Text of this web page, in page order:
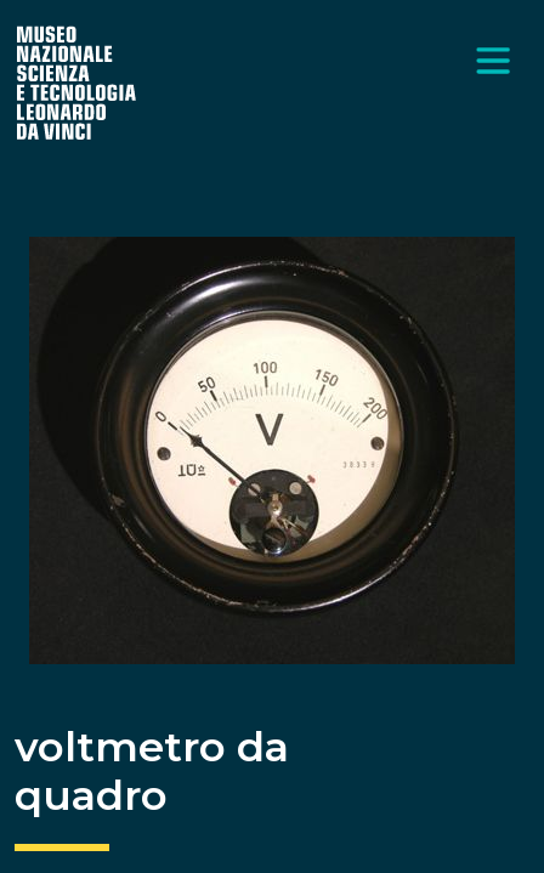
voltmetro da
quadro